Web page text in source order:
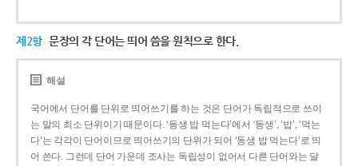
제2항 문장의 각 단어는 띄어 씀을 원칙으로 한다.
해설
국어에서 단어를 단위로 띄어쓰기를 하는 것은 단어가 독립적으로 쓰이
는 말의 최소 단위이기 때문이다. ‘동생 밥 먹는다’에서 ‘동생’, ‘밥’, ‘먹는
다’는 각각이 단어이므로 띄어쓰기의 단위가 되어 ‘동생 밥 먹는다’로 띄
어 쓴다. 그런데 단어 가운데 조사는 독립성이 없어서 다른 단어와는 달